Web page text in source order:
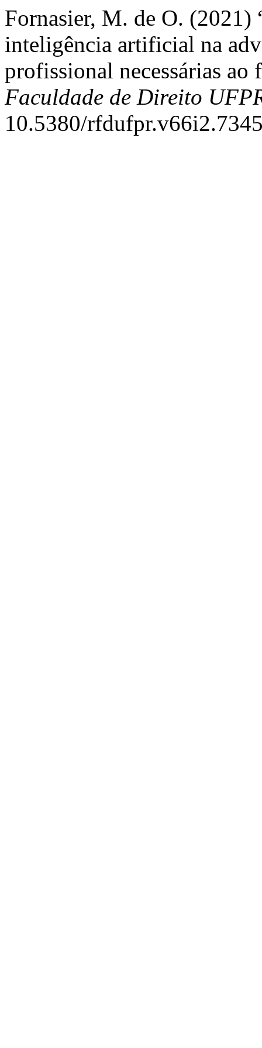
Fornasier, M. de O. (2021)
inteligência artificial na
profissional necessárias
Faculdade de Direito
10.5380/